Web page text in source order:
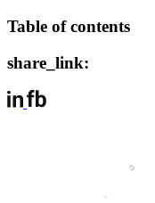
Table of contents
share_link: